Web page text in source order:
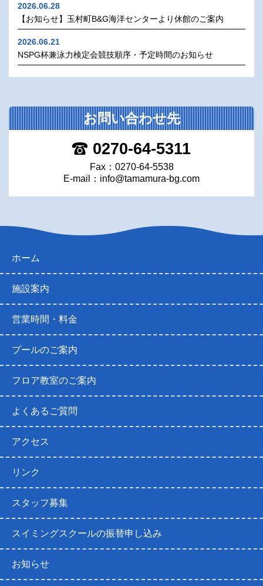
2026.06.28
【お知らせ】玉村町B&G海洋センターより休館のご案内
2026.06.21
NSPG杯兼泳力検定会競技順序・予定時間のお知らせ
お問い合わせ先
0270-64-5311
Fax：0270-64-5538
E-mail： info@tamamura-bg.com
ホーム
施設案内
営業時間・料金
プールのご案内
フロア教室のご案内
よくあるご質問
アクセス
リンク
スタッフ募集
スイミングスクールの振替申し込み
お知らせ